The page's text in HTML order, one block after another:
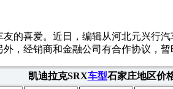
的喜爱。近日，编辑从河北元兴行
，经销商和金融公司有合作协议，
凯迪拉克SRX车型石家庄地区价